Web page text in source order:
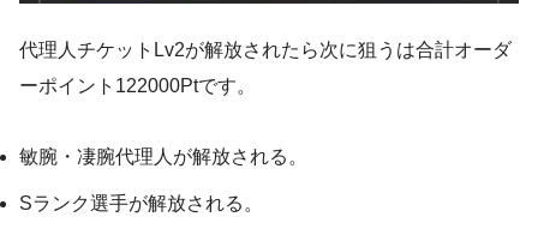
代理人チケットLv2が解放されたら次に狙うは合計オーダ
ーポイント122000Ptです。
敏腕・凄腕代理人が解放される。
Sランク選手が解放される。